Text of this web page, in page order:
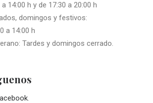
a 14:00 h y de 17:30 a 20:00 h
domingos y festivos:
a 14:00 h
Tardes y domingos cerrado.
.